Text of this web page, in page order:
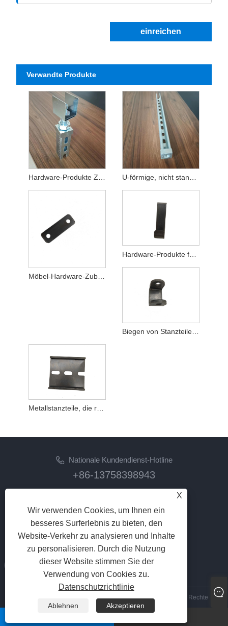
einreichen
Verwandte Produkte
Hardware-Produkte Zubehör für Photovoltaik-Halterungen U-förmige, nicht standardmäßige kundenspezifische Stanzteile vom Typ C
Möbel-Hardware-Zubehör, Metallstanzteile
Hardware-Produkte für die Verarbeitung von Metallstanzteilen
Biegen von Stanzteilen aus Edelstahl
Metallstanzteile, die rostfrei gebogen werden
Nationale Kundendienst-Hotline
+86-13758398943
lilyz@junmetal.com
junmetal.hardware.ltd@gmail.com
FOLGEN SIE UNS
Copyright © 2023 Jiaxing Junmetal Technology Co., Ltd. Alle Rechte
vorbehalten
X
Wir verwenden Cookies, um Ihnen ein
besseres Surferlebnis zu bieten, den
Website-Verkehr zu analysieren und Inhalte
zu personalisieren. Durch die Nutzung
dieser Website stimmen Sie der
Verwendung von Cookies zu.
Datenschutzrichtlinie
Ablehnen Akzeptieren